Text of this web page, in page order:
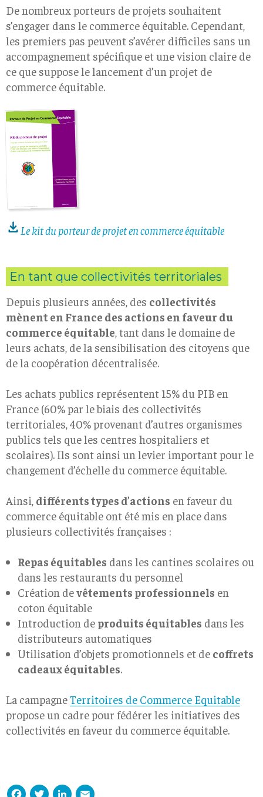
De nombreux porteurs de projets souhaitent
s’engager dans le commerce équitable. Cependant,
les premiers pas peuvent s’avérer difficiles sans un
accompagnement spécifique et une vision claire de
ce que suppose le lancement d’un projet de
commerce équitable.
Le kit du porteur de projet en commerce équitable
En tant que collectivités territoriales
Depuis plusieurs années, des collectivités
mènent en France des actions en faveur du
commerce équitable, tant dans le domaine de
leurs achats, de la sensibilisation des citoyens que
de la coopération décentralisée.
Les achats publics représentent 15% du PIB en
France (60% par le biais des collectivités
territoriales, 40% provenant d’autres organismes
publics tels que les centres hospitaliers et
scolaires). Ils sont ainsi un levier important pour le
changement d’échelle du commerce équitable.
Ainsi, différents types d’actions en faveur du
commerce équitable ont été mis en place dans
plusieurs collectivités françaises :
Repas équitables dans les cantines scolaires ou
dans les restaurants du personnel
Création devêtements professionnels en
coton équitable
Introduction de produits équitables dans les
distributeurs automatiques
Utilisation d’objets promotionnels et de coffrets
cadeaux équitables.
La campagneTerritoires de Commerce Equitable
propose un cadre pour fédérer les initiatives des
collectivités en faveur du commerce équitable.
FacebookTwitter LinkedIn